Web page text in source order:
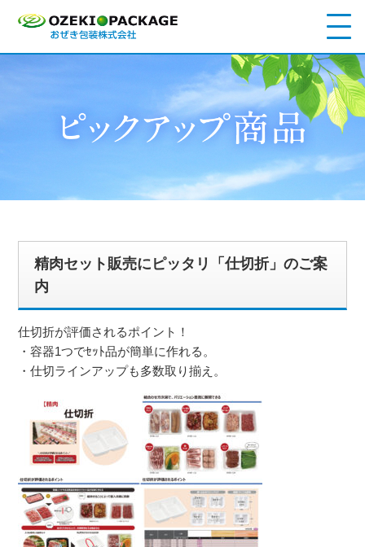
精肉セット販売にピッタリ「仕切折」のご案
内
仕切折が評価されるポイント！
・容器1つでｾｯﾄ品が簡単に作れる。
・仕切ラインアップも多数取り揃え。